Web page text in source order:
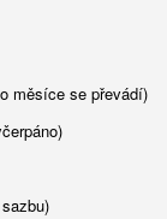
měsíce se převádí)